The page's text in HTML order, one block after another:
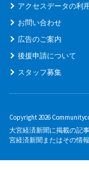
アクセスデータの利
お問い合わせ
広告のご案内
後援申請について
スタッフ募集
Copyright 2026
大宮経済新聞に掲載の記
宮経済新聞またはその情